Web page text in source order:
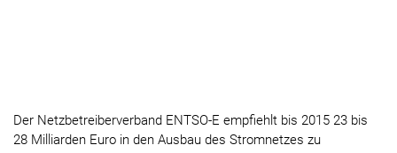
Der Netzbetreiberverband ENTSO-E empfiehlt bis 2015 23 bis
28 Milliarden Euro in den Ausbau des Stromnetzes zu